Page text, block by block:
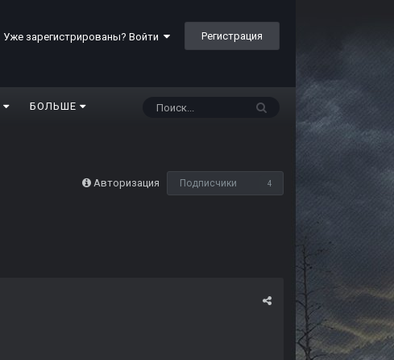
Уже зарегистрированы? Войти Регистрация
БОЛЬШЕ
Авторизация Подписчики 4